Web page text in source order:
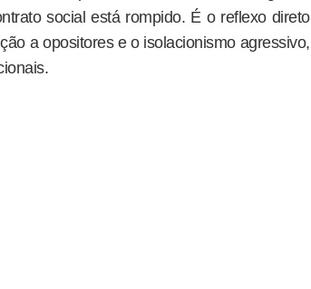
social está rompido. É o reflexo direto
a opositores e o isolacionismo agressivo,